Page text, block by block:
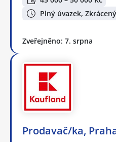
Plný úvazek,
Zveřejněno: 7. srpna
Prodavač/ka,